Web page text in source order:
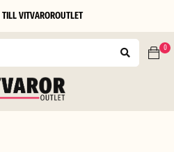
TILLVITVAROROUTLET
0